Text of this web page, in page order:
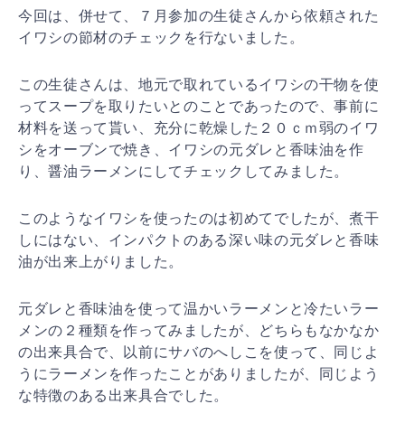
今回は、併せて、７月参加の生徒さんから依頼された
イワシの節材のチェックを行ないました。
この生徒さんは、地元で取れているイワシの干物を使
ってスープを取りたいとのことであったので、事前に
材料を送って貰い、充分に乾燥した２０ｃｍ弱のイワ
シをオーブンで焼き、イワシの元ダレと香味油を作
り、醤油ラーメンにしてチェックしてみました。
このようなイワシを使ったのは初めてでしたが、煮干
しにはない、インパクトのある深い味の元ダレと香味
油が出来上がりました。
元ダレと香味油を使って温かいラーメンと冷たいラー
メンの２種類を作ってみましたが、どちらもなかなか
の出来具合で、以前にサバのへしこを使って、同じよ
うにラーメンを作ったことがありましたが、同じよう
な特徴のある出来具合でした。